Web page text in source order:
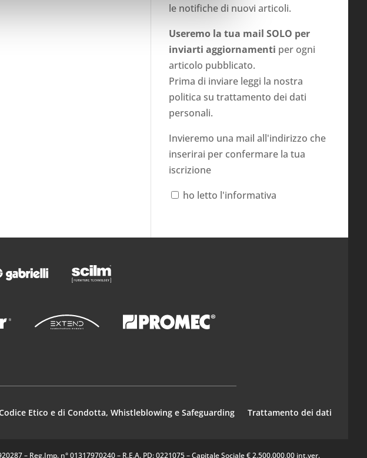
le notifiche di nuovi articoli.
Useremo la tua mail SOLO per
inviarti aggiornamenti per ogni
articolo pubblicato.
Prima di inviare leggi la nostra
politica su trattamento dei dati
personali.
Invieremo una mail all'indirizzo che
inserirai per confermare la tua
iscrizione
ho letto l'informativa
Etico e di Condotta, Whistleblowing e Safeguarding Trattamento dei dati
– Reg.Imp. n° 01317970240 – R.E.A. PD: 0221075 – Capitale Sociale € 2.500.000,00 int.ver.